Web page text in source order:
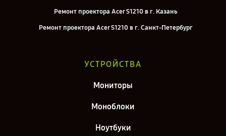
Ремонт проектора Acer S1210 в г. Казань
Ремонт проектора Acer S1210 в г. Санкт-Петербург
УСТРОЙСТВА
Мониторы
Моноблоки
Ноутбуки